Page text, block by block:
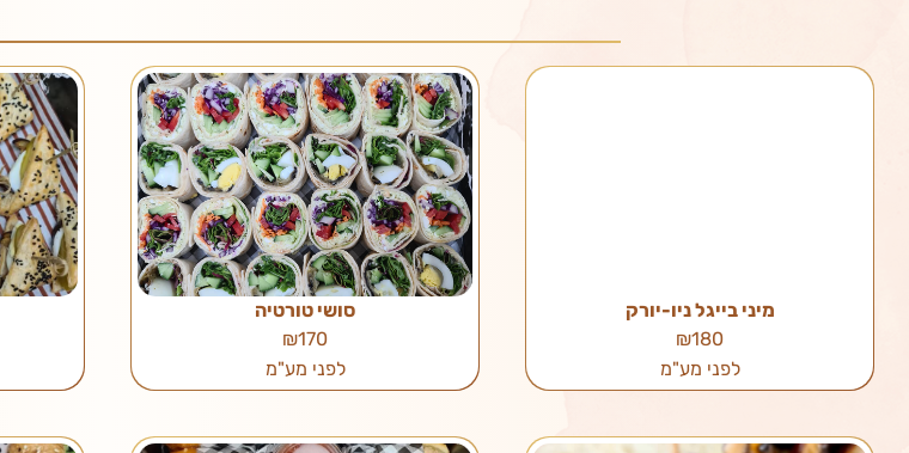
מיני בייגל ניו-יורק
₪180
לפני מע"מ
סושי טורטיה
₪170
לפני מע"מ